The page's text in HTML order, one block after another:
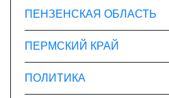
ПЕНЗЕНСКАЯ ОБЛАСТЬ
ПЕРМСКИЙ КРАЙ
ПОЛИТИКА